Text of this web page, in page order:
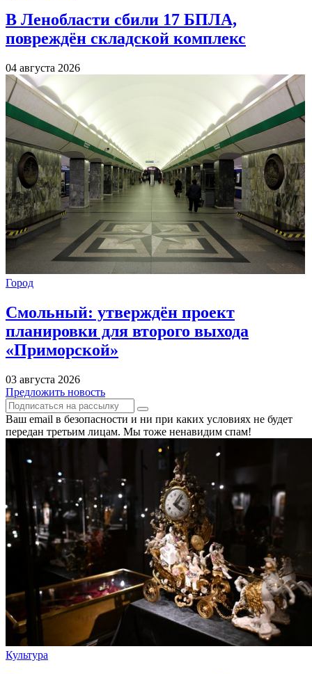
В Ленобласти сбили 17 БПЛА,
повреждён складской комплекс
04 августа 2026
Город
Смольный: утверждён проект
планировки для второго выхода
«Приморской»
03 августа 2026
Предложить новость
Ваш email в безопасности и ни при каких условиях не будет
передан третьим лицам. Мы тоже ненавидим спам!
Культура